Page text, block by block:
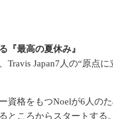
『最高の夏休み』
Travis Japan7人の“原点
資格をもつNoelが6人の
ところからスタートする。